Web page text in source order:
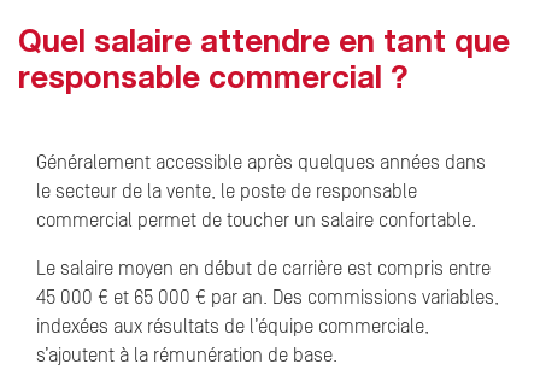
Quel salaire attendre en tant que
responsable commercial ?
Généralement accessible après quelques années dans
le secteur de la vente, le poste de responsable
commercial permet de toucher un salaire confortable.
Le salaire moyen en début de carrière est compris entre
45 000 € et 65 000 € par an. Des commissions variables,
indexées aux résultats de l’équipe commerciale,
s’ajoutent à la rémunération de base.